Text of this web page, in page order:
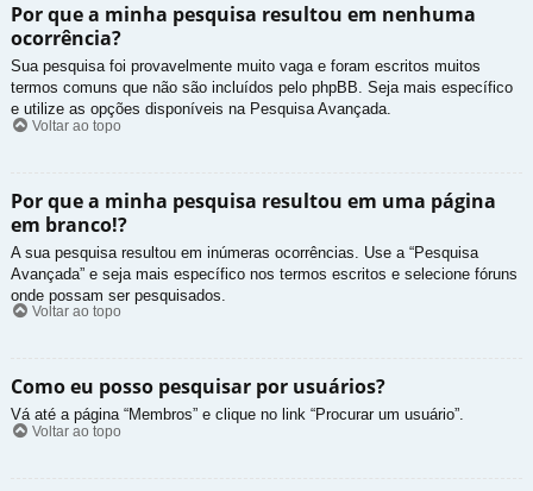
Por que a minha pesquisa resultou em nenhuma
ocorrência?
Sua pesquisa foi provavelmente muito vaga e foram escritos muitos
termos comuns que não são incluídos pelo phpBB. Seja mais específico
e utilize as opções disponíveis na Pesquisa Avançada.
Voltar ao topo
Por que a minha pesquisa resultou em uma página
em branco!?
A sua pesquisa resultou em inúmeras ocorrências. Use a “Pesquisa
Avançada” e seja mais específico nos termos escritos e selecione fóruns
onde possam ser pesquisados.
Voltar ao topo
Como eu posso pesquisar por usuários?
Vá até a página “Membros” e clique no link “Procurar um usuário”.
Voltar ao topo